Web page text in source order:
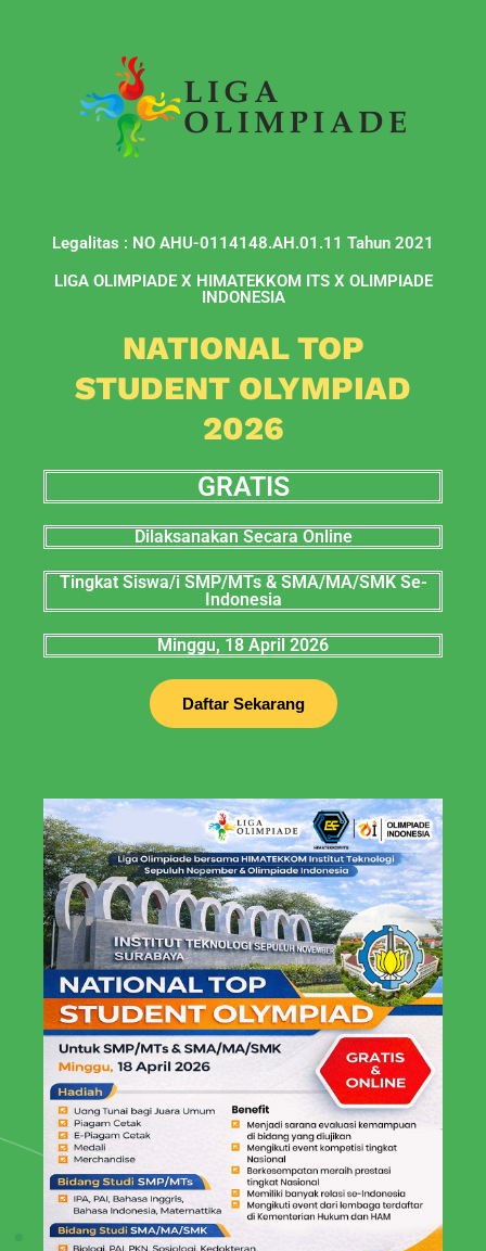
Legalitas : NO AHU-0114148.AH.01.11 Tahun 2021
LIGA OLIMPIADE X HIMATEKKOM ITS X OLIMPIADE
INDONESIA
NATIONAL TOP
STUDENT OLYMPIAD
2026
GRATIS
Dilaksanakan Secara Online
Tingkat Siswa/i SMP/MTs & SMA/MA/SMK Se-
Indonesia
Minggu, 18 April 2026
Daftar Sekarang